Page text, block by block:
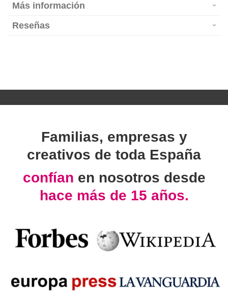
Más información
Reseñas
Familias, empresas y
creativos de toda España
confían en nosotros desde
hace más de 15 años.